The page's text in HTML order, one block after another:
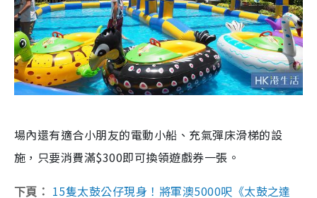
場內還有適合小朋友的電動小船、充氣彈床滑梯的設
施，只要消費滿$300即可換領遊戲券一張。
下頁： 15隻太鼓公仔現身！將軍澳5000呎《太鼓之達